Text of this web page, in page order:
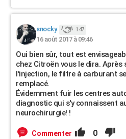
snocky. 147
16 août 2017 à 09:46
Oui bien sûr, tout est
chez Citroën vous le dira. Après
l'injection, le filtre à carburant
remplacé.
Évidemment fuir les centres
diagnostic qui s'y connaissent
neurochirurgie! !
Commenter 0